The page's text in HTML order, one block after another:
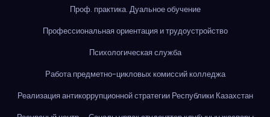
Проф. практика. Дуальное обучение
Профессиональная ориентация и трудоустройство
Психологическая служба
Работа предметно-цикловых комиссий колледжа
Реализация антикоррупционной стратегии Республики Казахстан